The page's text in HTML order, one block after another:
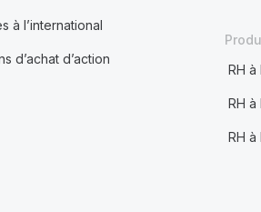
à l’international
d’achat d’action
RH
RH
RH